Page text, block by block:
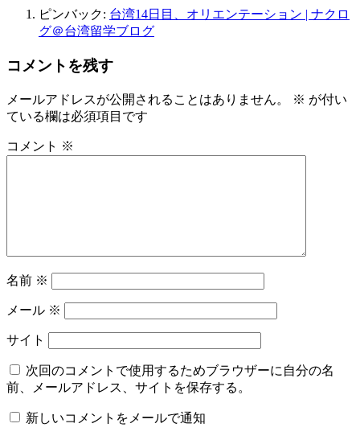
ピンバック: 台湾14日目、オリエンテーション | ナクロ
グ＠台湾留学ブログ
コメントを残す
メールアドレスが公開されることはありません。 ※ が付い
ている欄は必須項目です
コメント ※
名前 ※
メール ※
サイト
次回のコメントで使用するためブラウザーに自分の名
前、メールアドレス、サイトを保存する。
新しいコメントをメールで通知